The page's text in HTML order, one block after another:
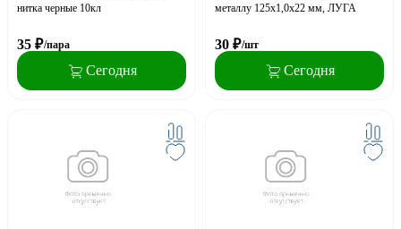
нитка черные 10кл
35 ₽/пара
Сегодня
металлу 125x1,0x22 мм, ЛУГА
30 ₽/шт
Сегодня